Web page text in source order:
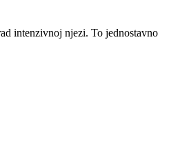
intenzivnoj njezi. To jednostavno